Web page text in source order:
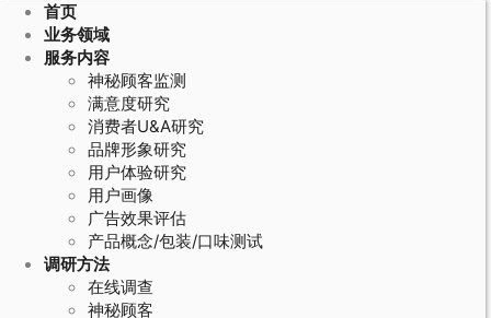
首页
业务领域
服务内容
神秘顾客监测
满意度研究
消费者U&A研究
品牌形象研究
用户体验研究
用户画像
广告效果评估
产品概念/包装/口味测试
调研方法
在线调查
神秘顾客